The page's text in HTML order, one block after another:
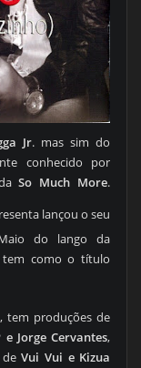
Jr. mas sim do
conhecido por
So Much More.
lançou o seu
do lango da
tem como o título
tem produções de
e Jorge Cervantes,
deVui Vui e Kizua